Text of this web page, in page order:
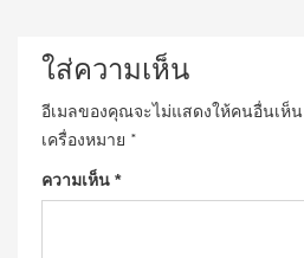
ใส่ความเห็น
อีเมลของคุณจะไม่แสดงให้คนอื่นเห็น
เครื่องหมาย *
ความเห็น *